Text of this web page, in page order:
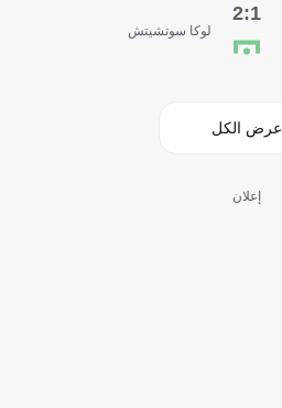
لوكا سوتشيتش
1:2
عرض الكل
إعلان